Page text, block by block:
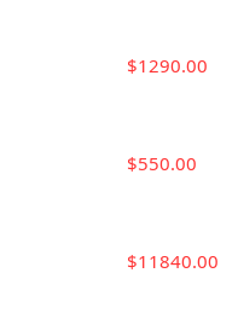
$1290.00
$550.00
$11840.00